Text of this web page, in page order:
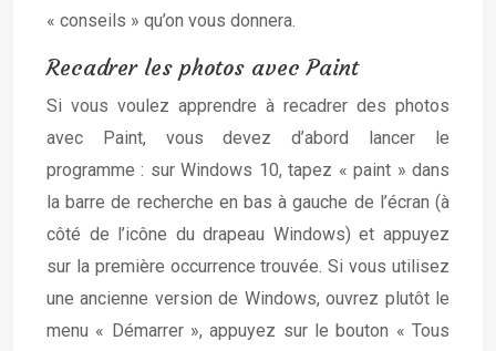
« conseils » qu’on vous donnera.
Recadrer les photos avec Paint
Si vous voulez apprendre à recadrer des photos
avec Paint, vous devez d’abord lancer le
programme : sur Windows 10, tapez « paint » dans
la barre de recherche en bas à gauche de l’écran (à
côté de l’icône du drapeau Windows) et appuyez
sur la première occurrence trouvée. Si vous utilisez
une ancienne version de Windows, ouvrez plutôt le
menu « Démarrer », appuyez sur le bouton « Tous